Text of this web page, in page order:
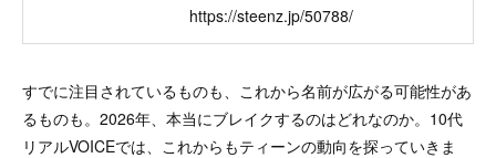
https://steenz.jp/50788/
すでに注目されているものも、これから名前が広がる可能性があ
るものも。2026年、本当にブレイクするのはどれなのか。10代
リアルVOICEでは、これからもティーンの動向を探っていきま